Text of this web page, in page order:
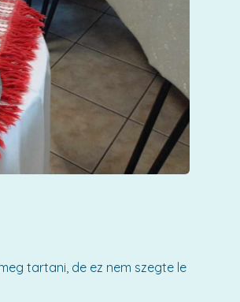
tartani, de ez nem szegte le